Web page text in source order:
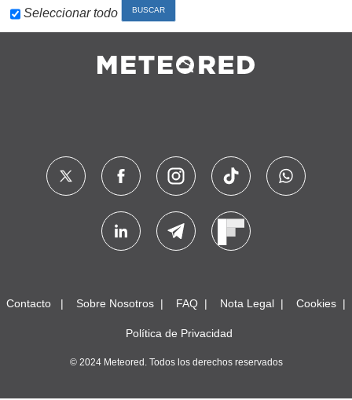
Seleccionar todo
Contacto Sobre Nosotros FAQ Nota Legal Cookies
Política de Privacidad
© 2024 Meteored. Todos los derechos reservados